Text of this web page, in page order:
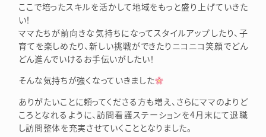
ここで培ったスキルを活かして地域をもっと盛り上げていきた
い！
ママたちが前向きな気持ちになってスタイルアップしたり、子
育てを楽しめたり、新しい挑戦ができたりニコニコ笑顔でどん
どん進んでいけるお手伝いがしたい！
そんな気持ちが強くなっていきました
ありがたいことに頼ってくださる方も増え、さらにママのよりど
ころとなれるように、訪問看護ステーションを4月末にて退職
し訪問整体を充実させていくこととなりました。